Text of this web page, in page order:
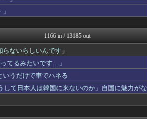
みんな知ってた？【海外の反...
ハウメニージャパン！
私が悪いの？【海外の反応】
...
ハナミズキの韓国ブログ[海...
ボールパーク速報 海外の反...
世界の憂鬱 海外・韓国の反...
...
こんなニュースにでくわした
世界はグーチョキパー
海外トークログ
...
Ask Reddit まと...
1166 in / 13185 out
ないらしいんです」
てるみたいです…」
うだけで車でハネる
て日本人は韓国に来ないのか」自国に魅力がな